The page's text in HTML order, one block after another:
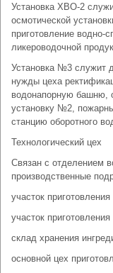
Установка ХВО-2
осмотической
приготовление водно-
ликероводочной
Установка №3 служит
нужды цеха
водонапорную башню,
установку №2,
станцию оборотного
Технологический цех
Связан с отделением
производственные
участок
участок
склад хранения
основной цех